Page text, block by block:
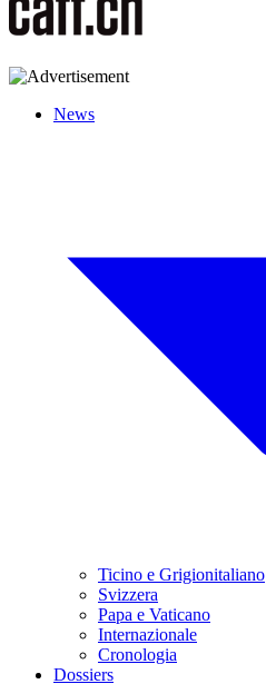
News
Ticino e Grigionitaliano
Svizzera
Papa e Vaticano
Internazionale
Cronologia
Dossiers